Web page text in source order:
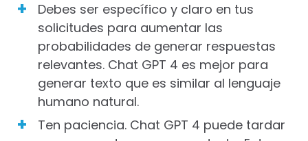
Debes ser específico y claro en tus
solicitudes para aumentar las
probabilidades de generar respuestas
relevantes. Chat GPT 4 es mejor para
generar texto que es similar al lenguaje
humano natural.
Ten paciencia. Chat GPT 4 puede tardar